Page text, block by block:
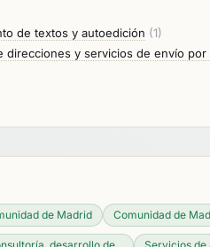
de textos y autoedición (1)
direcciones y servicios de envío
de Madrid Comunidad de